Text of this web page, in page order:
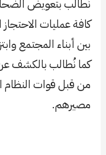
نُطالب بتعويض
كافة عمليات
بين أبناء المجتمع
كما نُطالب بالكشف
من قبل قوات النظام
مصيرهم.